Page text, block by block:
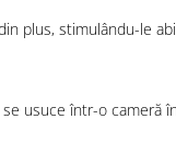
plus, stimulându-le
usuce într-o cameră